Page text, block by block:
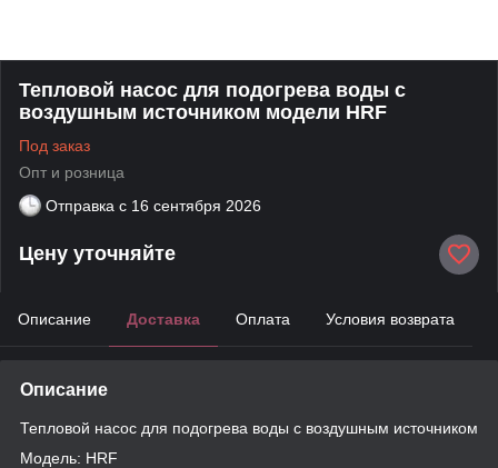
Тепловой насос для подогрева воды с
воздушным источником модели HRF
Под заказ
Опт и розница
Отправка с 16 сентября 2026
Цену уточняйте
Описание Доставка Оплата Условия возврата
Описание
Тепловой насос для подогрева воды с воздушным источником
Модель: HRF